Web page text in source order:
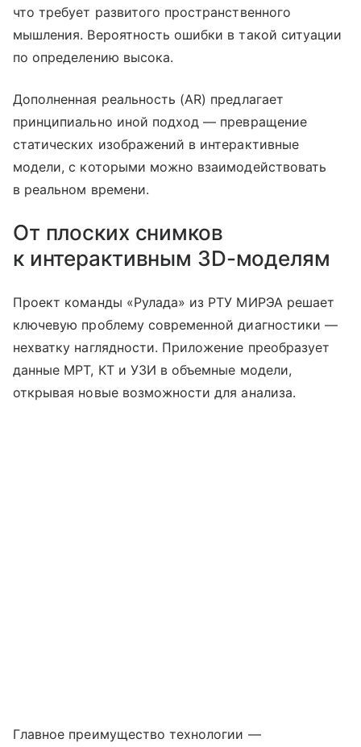
что требует развитого пространственного
мышления. Вероятность ошибки в такой ситуации
по определению высока.
Дополненная реальность (AR) предлагает
принципиально иной подход — превращение
статических изображений в интерактивные
модели, с которыми можно взаимодействовать
в реальном времени.
От плоских снимков
к интерактивным 3D-моделям
Проект команды «Рулада» из РТУ МИРЭА решает
ключевую проблему современной диагностики —
нехватку наглядности. Приложение преобразует
данные МРТ, КТ и УЗИ в объемные модели,
открывая новые возможности для анализа.
Главное преимущество технологии —